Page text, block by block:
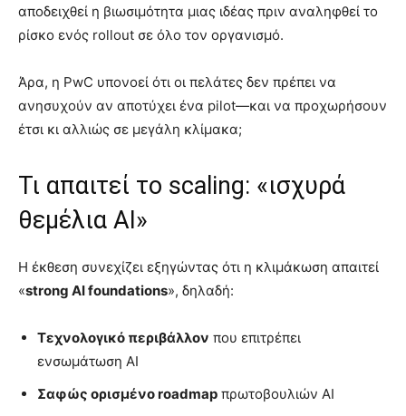
αποδειχθεί η βιωσιμότητα μιας ιδέας πριν αναληφθεί το
ρίσκο ενός rollout σε όλο τον οργανισμό.
Άρα, η PwC υπονοεί ότι οι πελάτες δεν πρέπει να
ανησυχούν αν αποτύχει ένα pilot—και να προχωρήσουν
έτσι κι αλλιώς σε μεγάλη κλίμακα;
Τι απαιτεί το scaling: «ισχυρά
θεμέλια AI»
Η έκθεση συνεχίζει εξηγώντας ότι η κλιμάκωση απαιτεί
«strong AI foundations», δηλαδή:
Τεχνολογικό περιβάλλον που επιτρέπει
ενσωμάτωση AI
Σαφώς ορισμένο roadmap πρωτοβουλιών AI